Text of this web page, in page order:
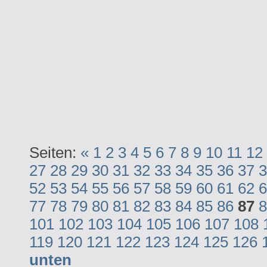
Seiten: « 1 2 3 4 5 6 7 8 9 10 11 12
27 28 29 30 31 32 33 34 35 36 37
52 53 54 55 56 57 58 59 60 61 62
77 78 79 80 81 82 83 84 85 86 87
101 102 103 104 105 106 107 108
119 120 121 122 123 124 125 126
unten